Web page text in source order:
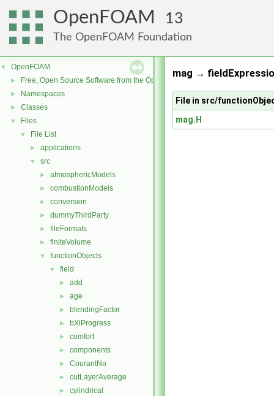
OpenFOAM 13
The OpenFOAM Foundation
▼ OpenFOAM
► Free, Open Source Software from the OpenFOAM Foundation
► Namespaces
► Classes
▼ Files
▼ File List
► applications
▼ src
► atmosphericModels
► combustionModels
► conversion
► dummyThirdParty
► fileFormats
► finiteVolume
▼ functionObjects
▼ field
► add
► age
► blendingFactor
► bXiProgress
► comfort
► components
► CourantNo
► cutLayerAverage
► cylindrical
mag →
File in src/
mag.H